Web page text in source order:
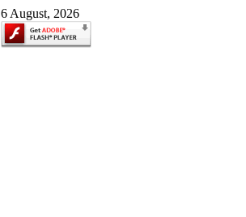
6 August, 2026